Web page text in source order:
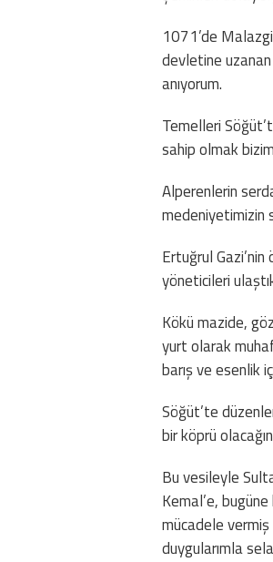
1071’de
devletine uzanan
anıyorum.
Temelleri
sahip olmak
Alperenlerin
medeniyetimizin
Ertuğrul
yöneticileri
Kökü mazide,
yurt olarak
barış ve esenlik
Söğüt’te
bir köprü
Bu vesileyle
Kemal’e,
mücadele vermiş
duygularımla